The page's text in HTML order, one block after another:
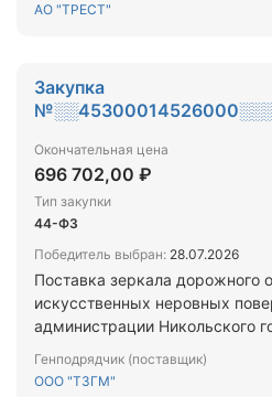
АО "ТРЕСТ"
Закупка
Окончательная цена
696 702,00 ₽
Тип закупки
44-ФЗ
Победитель выбран: 28.07.2026
Поставка зеркала дорожного
искусственных неровных
администрации Никольского
Ленинградской области
Генподрядчик (поставщик)
ООО "ТЗГМ"